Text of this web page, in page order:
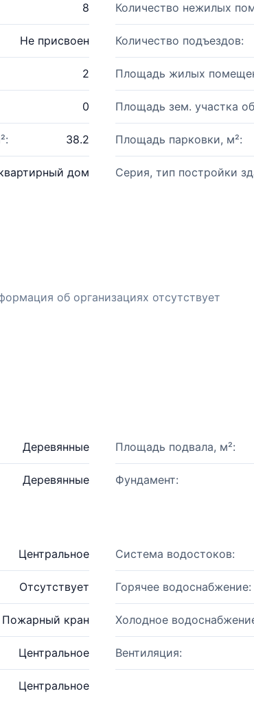
8 Количество нежилых
Не присвоен Количество подъездов:
2 Площадь жилых
0 Площадь зем. участка
38.2 Площадь парковки, м²:
дом Серия, тип постройки
об организациях отсутствует
Деревянные Площадь подвала, м²:
Деревянные Фундамент:
Центральное Система водостоков:
Отсутствует Горячее водоснабжение:
Пожарный кран Холодное
Центральное Вентиляция:
Центральное